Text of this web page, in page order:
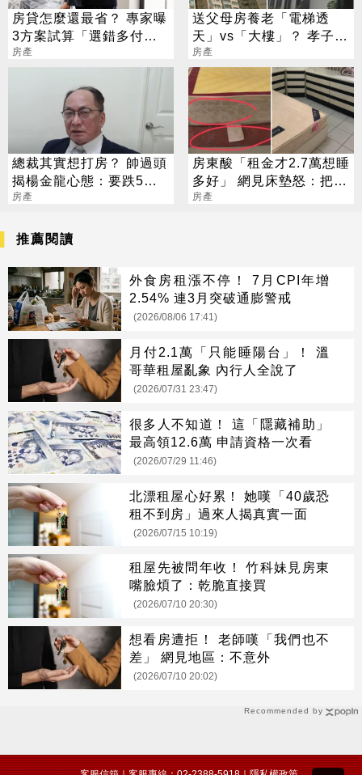
房貸怎麼還最省？ 專家曝
3方案試算「選錯多付數
十萬」
房產
送父母房養老「電梯透
天」vs「大樓」？ 孝子2
疑慮曝光 網戰翻
房產
總裁其實想打房？ 帥過頭
揭楊金龍心態：要跌5成
太困難
房產
房東酸「租金才2.7萬想睡
多好」 網見床墊怒：把房
客當乞丐
房產
Recommended by
推薦閱讀
外食房租漲不停！ 7月CPI年增
2.54% 連3月突破通膨警戒
(2026/08/06 17:41)
月付2.1萬「只能睡陽台」！ 溫
哥華租屋亂象 內行人全說了
(2026/07/31 23:47)
很多人不知道！ 這「隱藏補助」
最高領12.6萬 申請資格一次看
(2026/07/29 11:46)
北漂租屋心好累！ 她嘆「40歲恐
租不到房」過來人揭真實一面
(2026/07/15 10:19)
租屋先被問年收！ 竹科妹見房東
嘴臉煩了：乾脆直接買
(2026/07/10 20:30)
想看房遭拒！ 老師嘆「我們也不
差」 網見地區：不意外
(2026/07/10 20:02)